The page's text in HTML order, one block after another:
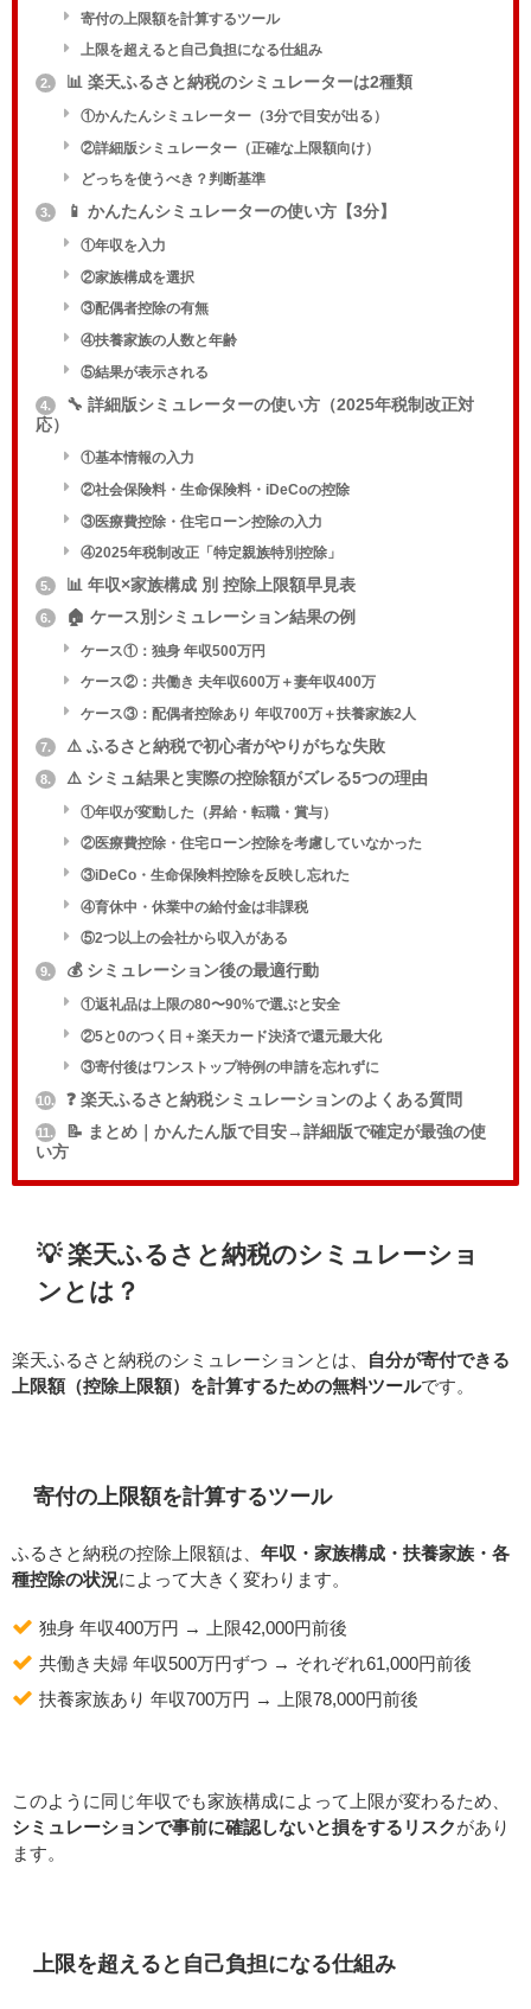
寄付の上限額を計算するツール
上限を超えると自己負担になる仕組み
2. 📊 楽天ふるさと納税のシミュレーターは2種類
①かんたんシミュレーター（3分で目安が出る）
②詳細版シミュレーター（正確な上限額向け）
どっちを使うべき？判断基準
3. 📱 かんたんシミュレーターの使い方【3分】
①年収を入力
②家族構成を選択
③配偶者控除の有無
④扶養家族の人数と年齢
⑤結果が表示される
4.
🔧 詳細版シミュレーターの使い方（2025年税制改正対
応）
①基本情報の入力
②社会保険料・生命保険料・iDeCoの控除
③医療費控除・住宅ローン控除の入力
④2025年税制改正「特定親族特別控除」
5. 📊 年収×家族構成 別 控除上限額早見表
6. 🏠 ケース別シミュレーション結果の例
ケース①：独身 年収500万円
ケース②：共働き 夫年収600万＋妻年収400万
ケース③：配偶者控除あり 年収700万＋扶養家族2人
7. ⚠️ ふるさと納税で初心者がやりがちな失敗
8. ⚠️ シミュ結果と実際の控除額がズレる5つの理由
①年収が変動した（昇給・転職・賞与）
②医療費控除・住宅ローン控除を考慮していなかった
③iDeCo・生命保険料控除を反映し忘れた
④育休中・休業中の給付金は非課税
⑤2つ以上の会社から収入がある
9. 💰 シミュレーション後の最適行動
①返礼品は上限の80〜90%で選ぶと安全
②5と0のつく日＋楽天カード決済で還元最大化
③寄付後はワンストップ特例の申請を忘れずに
10. ❓ 楽天ふるさと納税シミュレーションのよくある質問
11.
📝 まとめ｜かんたん版で目安→詳細版で確定が最強の使
い方
💡 楽天ふるさと納税のシミュレーショ
ンとは？
楽天ふるさと納税のシミュレーションとは、
自分が寄付できる
上限額（控除上限額）を計算するための無料ツールです。
寄付の上限額を計算するツール
ふるさと納税の控除上限額は、 年収・家族構成・扶養家族・各
種控除の状況によって大きく変わります。
独身 年収400万円 → 上限42,000円前後
共働き夫婦 年収500万円ずつ → それぞれ61,000円前後
扶養家族あり 年収700万円 → 上限78,000円前後
このように同じ年収でも家族構成によって上限が変わるため、
シミュレーションで事前に確認しないと損をするリスク があり
ます。
上限を超えると自己負担になる仕組み